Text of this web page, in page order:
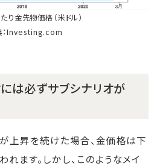
り金先物価格（米ドル）
：Investing.com
は必ずサブシナリオが
が上昇を続けた場合、金価格は下
ます。しかし、このようなメイ